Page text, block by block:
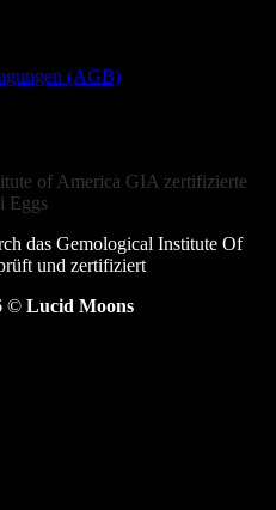
(AGB)
das Gemological Institute Of
und zertifiziert
© Lucid Moons